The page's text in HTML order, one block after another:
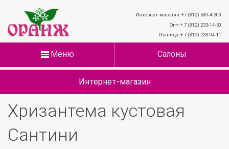
Интернет-магазин: +7 (812) 600-4-300
Опт: + 7 (812) 233-14-50
Розница: + 7 (812) 233-94-11
Меню Салоны
Интернет-магазин
Хризантема кустовая
Сантини